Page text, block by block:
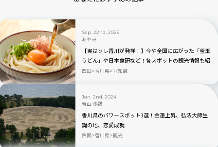
Sep. 22nd, 2025
あやみ
【実はソレ香川が発祥！】今や全国に広がった「釜玉
うどん」や日本食研など！各スポットの観光情報も紹
介
四国 香川県 豆知識
Jan. 2nd, 2024
青山 沙羅
香川県のパワースポット3選！金運上昇、弘法大師生
誕の地、恋愛成就
四国 香川県 観光